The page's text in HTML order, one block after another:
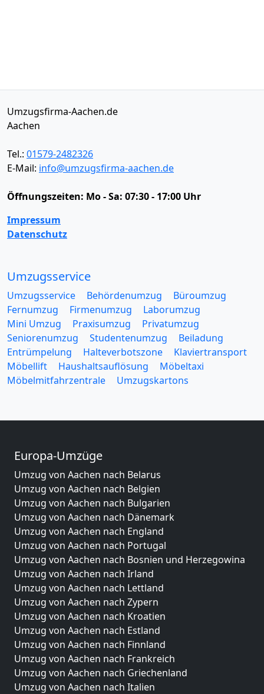
Umzugsfirma-Aachen.de
Aachen
Tel.: 01579-2482326
E-Mail: info@umzugsfirma-aachen.de
Öffnungszeiten: Mo - Sa: 07:30 - 17:00 Uhr
Impressum
Datenschutz
Umzugsservice
Umzugsservice Behördenumzug
Büroumzug
Fernumzug
Firmenumzug
Laborumzug
Mini Umzug
Praxisumzug
Privatumzug
Seniorenumzug
Studentenumzug
Beiladung
Entrümpelung
Halteverbotszone
Klaviertransport
Möbellift
Haushaltsauflösung
Möbeltaxi
Möbelmitfahrzentrale
Umzugskartons
Europa-Umzüge
Umzug von Aachen nach Belarus
Umzug von Aachen nach Belgien
Umzug von Aachen nach Bulgarien
Umzug von Aachen nach Dänemark
Umzug von Aachen nach England
Umzug von Aachen nach Portugal
Umzug von Aachen nach Bosnien und Herzegowina
Umzug von Aachen nach Irland
Umzug von Aachen nach Lettland
Umzug von Aachen nach Zypern
Umzug von Aachen nach Kroatien
Umzug von Aachen nach Estland
Umzug von Aachen nach Finnland
Umzug von Aachen nach Frankreich
Umzug von Aachen nach Griechenland
Umzug von Aachen nach Italien